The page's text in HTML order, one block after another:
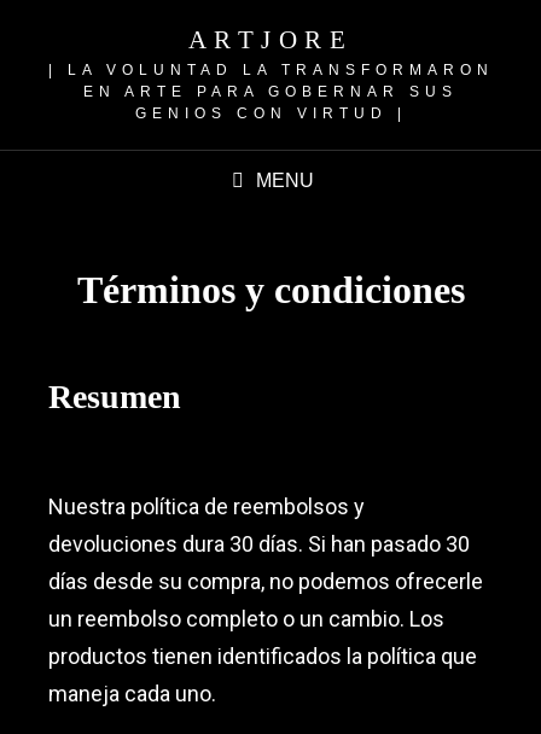
ARTJORE
| LA VOLUNTAD LA TRANSFORMARON
EN ARTE PARA GOBERNAR SUS
GENIOS CON VIRTUD |
MENU
Términos y condiciones
Resumen
Nuestra política de reembolsos y
devoluciones dura 30 días. Si han pasado 30
días desde su compra, no podemos ofrecerle
un reembolso completo o un cambio. Los
productos tienen identificados la política que
maneja cada uno.